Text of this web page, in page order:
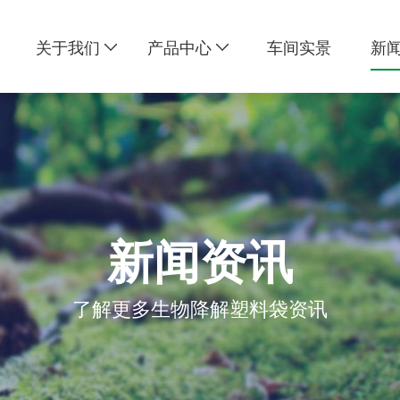
关于我们 产品中心 车间实景 新
新闻资讯
了解更多生物降解塑料袋资讯